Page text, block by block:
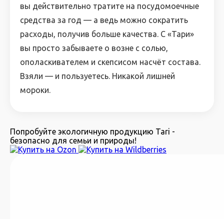
вы действительно тратите на посудомоечные
средства за год — а ведь можно сократить
расходы, получив больше качества. С «Тари»
вы просто забываете о возне с солью,
ополаскивателем и скепсисом насчёт состава.
Взяли — и пользуетесь. Никакой лишней
мороки.
Попробуйте экологичную продукцию Tari -
безопасно для семьи и природы!